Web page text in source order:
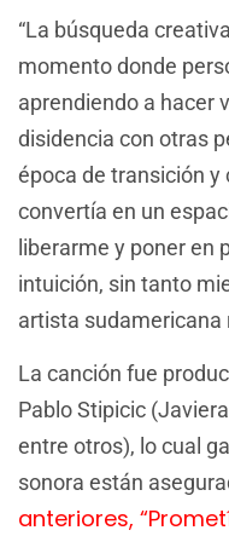
“La búsqueda
momento donde
aprendiendo a hacer
disidencia con otras
época de transición y
convertía en un
liberarme y poner en
intuición, sin tanto
artista sudamericana
La canción fue
Pablo Stipicic
entre otros), lo cual
sonora están
anteriores,